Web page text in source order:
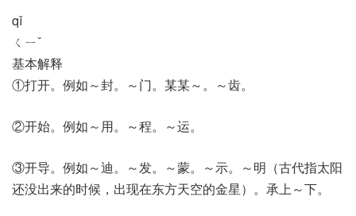
qǐ
ㄑㄧˇ
基本解释
①打开。例如～封。～门。某某～。～齿。
②开始。例如～用。～程。～运。
③开导。例如～迪。～发。～蒙。～示。～明（古代指太阳
还没出来的时候，出现在东方天空的金星）。承上～下。